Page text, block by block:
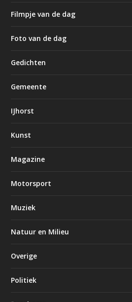
Filmpje van de dag
Foto van de dag
Gedichten
Gemeente
IJhorst
Kunst
Magazine
Motorsport
Muziek
Natuur en Milieu
Overige
Politiek